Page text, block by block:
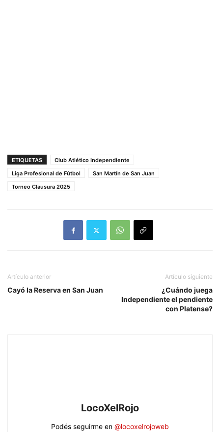
ETIQUETAS
Club Atlético Independiente
Liga Profesional de Fútbol
San Martín de San Juan
Torneo Clausura 2025
Artículo anterior
Cayó la Reserva en San Juan
Artículo siguiente
¿Cuándo juega
Independiente el pendiente
con Platense?
LocoXelRojo
Podés seguirme en @locoxelrojoweb